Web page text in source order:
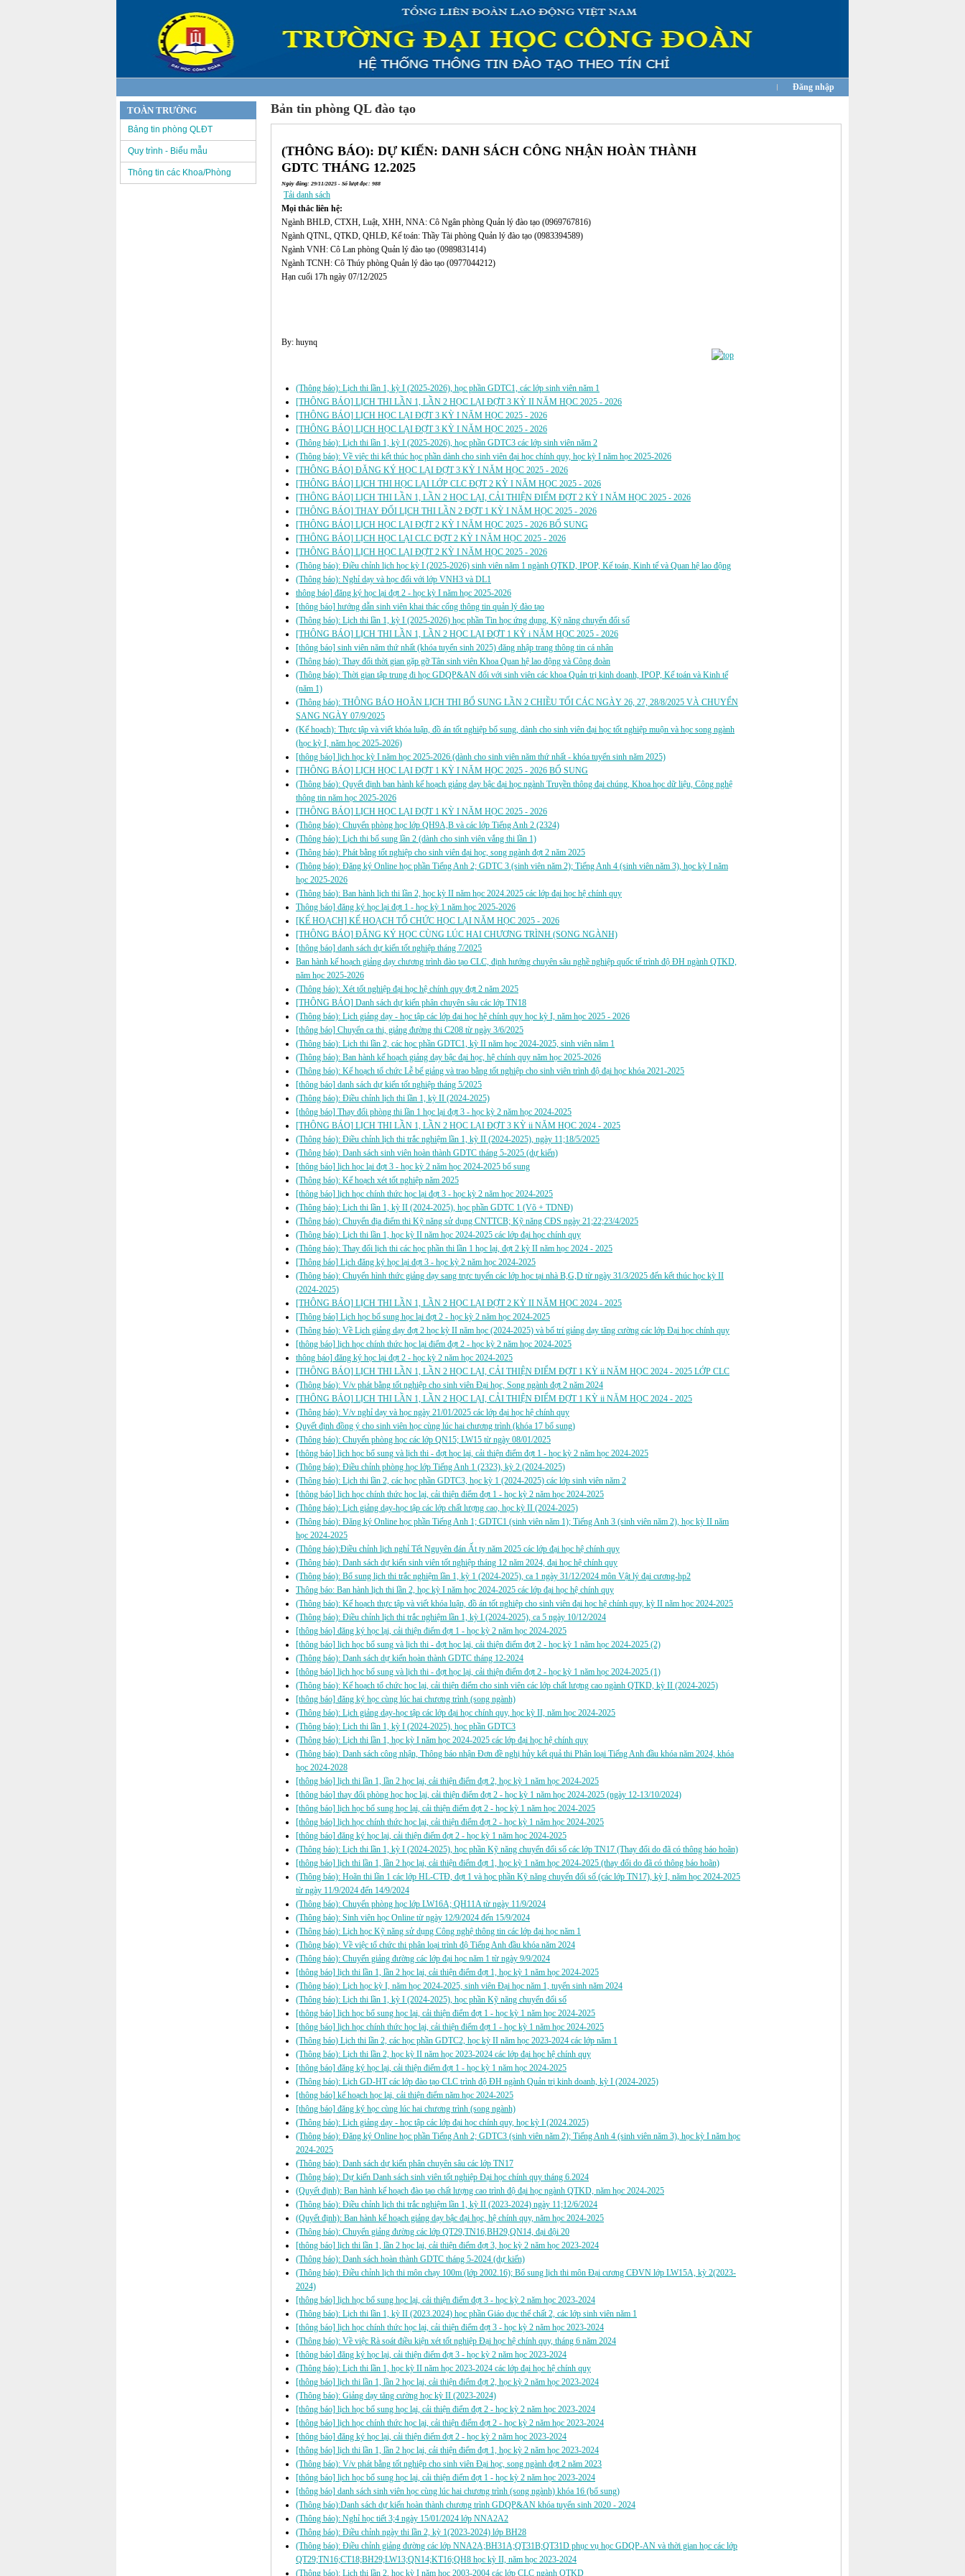
Đăng nhập
Bản tin phòng QL đào tạo
(THÔNG BÁO): DỰ KIẾN: DANH SÁCH CÔNG NHẬN HOÀN THÀNH
GDTC THÁNG 12.2025
Ngày đăng: 29/11/2025 - Số lượt đọc: 988
Tải danh sách
Mọi thắc liên hệ:
Ngành BHLĐ, CTXH, Luật, XHH, NNA: Cô Ngân phòng Quản lý đào tạo (0969767816)
Ngành QTNL, QTKD, QHLĐ, Kế toán: Thầy Tài phòng Quản lý đào tạo (0983394589)
Ngành VNH: Cô Lan phòng Quản lý đào tạo (0989831414)
Ngành TCNH: Cô Thúy phòng Quản lý đào tạo (0977044212)
Hạn cuối 17h ngày 07/12/2025
By: huynq
(Thông báo): Lịch thi lần 1, kỳ I (2025-2026), học phần GDTC1, các lớp sinh viên năm 1
[THÔNG BÁO] LỊCH THI LẦN 1, LẦN 2 HỌC LẠI ĐỢT 3 KỲ II NĂM HỌC 2025 - 2026
[THÔNG BÁO] LỊCH HỌC LẠI ĐỢT 3 KỲ I NĂM HỌC 2025 - 2026
[THÔNG BÁO] LỊCH HỌC LẠI ĐỢT 3 KỲ I NĂM HỌC 2025 - 2026
(Thông báo): Lịch thi lần 1, kỳ I (2025-2026), học phần GDTC3 các lớp sinh viên năm 2
(Thông báo): Về việc thi kết thúc học phần dành cho sinh viên đại học chính quy, học kỳ I năm học 2025-2026
[THÔNG BÁO] ĐĂNG KÝ HỌC LẠI ĐỢT 3 KỲ I NĂM HỌC 2025 - 2026
[THÔNG BÁO] LỊCH THI HỌC LẠI LỚP CLC ĐỢT 2 KỲ I NĂM HỌC 2025 - 2026
[THÔNG BÁO] LỊCH THI LẦN 1, LẦN 2 HỌC LẠI, CẢI THIỆN ĐIỂM ĐỢT 2 KỲ I NĂM HỌC 2025 - 2026
[THÔNG BÁO] THAY ĐỔI LỊCH THI LẦN 2 ĐỢT 1 KỲ I NĂM HỌC 2025 - 2026
[THÔNG BÁO] LỊCH HỌC LẠI ĐỢT 2 KỲ I NĂM HỌC 2025 - 2026 BỔ SUNG
[THÔNG BÁO] LỊCH HỌC LẠI CLC ĐỢT 2 KỲ I NĂM HỌC 2025 - 2026
[THÔNG BÁO] LỊCH HỌC LẠI ĐỢT 2 KỲ I NĂM HỌC 2025 - 2026
(Thông báo): Điều chỉnh lịch học kỳ I (2025-2026) sinh viên năm 1 ngành QTKD, IPOP, Kế toán, Kinh tế và Quan hệ lao động
(Thông báo): Nghỉ dạy và học đối với lớp VNH3 và DL1
thông báo] đăng ký học lại đợt 2 - học kỳ I năm học 2025-2026
[thông báo] hướng dẫn sinh viên khai thác cổng thông tin quản lý đào tạo
(Thông báo): Lịch thi lần 1, kỳ I (2025-2026) học phần Tin học ứng dụng, Kỹ năng chuyển đổi số
[THÔNG BÁO] LỊCH THI LẦN 1, LẦN 2 HỌC LẠI ĐỢT 1 KỲ i NĂM HỌC 2025 - 2026
[thông báo] sinh viên năm thứ nhất (khóa tuyển sinh 2025) đăng nhập trang thông tin cá nhân
(Thông báo): Thay đổi thời gian gặp gỡ Tân sinh viên Khoa Quan hệ lao động và Công đoàn
(Thông báo): Thời gian tập trung đi học GDQP&AN đối với sinh viên các khoa Quản trị kinh doanh, IPOP, Kế toán và Kinh tế
(năm 1)
(Thông báo): THÔNG BÁO HOÃN LỊCH THI BỔ SUNG LẦN 2 CHIỀU TỐI CÁC NGÀY 26, 27, 28/8/2025 VÀ CHUYỂN
SANG NGÀY 07/9/2025
(Kế hoạch): Thực tập và viết khóa luận, đồ án tốt nghiệp bổ sung, dành cho sinh viên đại học tốt nghiệp muộn và học song ngành
(học kỳ I, năm học 2025-2026)
[thông báo] lịch học kỳ I năm học 2025-2026 (dành cho sinh viên năm thứ nhất - khóa tuyển sinh năm 2025)
[THÔNG BÁO] LỊCH HỌC LẠI ĐỢT 1 KỲ I NĂM HỌC 2025 - 2026 BỔ SUNG
(Thông báo): Quyết định ban hành kế hoạch giảng dạy bậc đại học ngành Truyền thông đại chúng, Khoa học dữ liệu, Công nghệ
thông tin năm học 2025-2026
[THÔNG BÁO] LỊCH HỌC LẠI ĐỢT 1 KỲ I NĂM HỌC 2025 - 2026
(Thông báo): Chuyển phòng học lớp QH9A,B và các lớp Tiếng Anh 2 (2324)
(Thông báo): Lịch thi bổ sung lần 2 (dành cho sinh viên vắng thi lần 1)
(Thông báo): Phát bằng tốt nghiệp cho sinh viên đại học, song ngành đợt 2 năm 2025
(Thông báo): Đăng ký Online học phần Tiếng Anh 2; GDTC 3 (sinh viên năm 2); Tiếng Anh 4 (sinh viên năm 3), học kỳ I năm
học 2025-2026
(Thông báo): Ban hành lịch thi lần 2, học kỳ II năm học 2024.2025 các lớp đại học hệ chính quy
Thông báo] đăng ký học lại đợt 1 - học kỳ 1 năm học 2025-2026
[KẾ HOẠCH] KẾ HOẠCH TỔ CHỨC HỌC LẠI NĂM HỌC 2025 - 2026
[THÔNG BÁO] ĐĂNG KÝ HỌC CÙNG LÚC HAI CHƯƠNG TRÌNH (SONG NGÀNH)
[thông báo] danh sách dự kiến tốt nghiệp tháng 7/2025
Ban hành kế hoạch giảng dạy chương trình đào tạo CLC, định hướng chuyên sâu nghề nghiệp quốc tế trình độ ĐH ngành QTKD,
năm học 2025-2026
(Thông báo): Xét tốt nghiệp đại học hệ chính quy đợt 2 năm 2025
[THÔNG BÁO] Danh sách dự kiến phân chuyên sâu các lớp TN18
(Thông báo): Lịch giảng dạy - học tập các lớp đại học hệ chính quy học kỳ I, năm học 2025 - 2026
[thông báo] Chuyển ca thi, giảng đường thi C208 từ ngày 3/6/2025
(Thông báo): Lịch thi lần 2, các học phần GDTC1, kỳ II năm học 2024-2025, sinh viên năm 1
(Thông báo): Ban hành kế hoạch giảng dạy bậc đại học, hệ chính quy năm học 2025-2026
(Thông báo): Kế hoạch tổ chức Lễ bế giảng và trao bằng tốt nghiệp cho sinh viên trình độ đại học khóa 2021-2025
[thông báo] danh sách dự kiến tốt nghiệp tháng 5/2025
(Thông báo): Điều chỉnh lịch thi lần 1, kỳ II (2024-2025)
[thông báo] Thay đổi phòng thi lần 1 học lại đợt 3 - học kỳ 2 năm học 2024-2025
[THÔNG BÁO] LỊCH THI LẦN 1, LẦN 2 HỌC LẠI ĐỢT 3 KỲ ii NĂM HỌC 2024 - 2025
(Thông báo): Điều chỉnh lịch thi trắc nghiệm lần 1, kỳ II (2024-2025), ngày 11;18/5/2025
(Thông báo): Danh sách sinh viên hoàn thành GDTC tháng 5-2025 (dự kiến)
[thông báo] lịch học lại đợt 3 - học kỳ 2 năm học 2024-2025 bổ sung
(Thông báo): Kế hoạch xét tốt nghiệp năm 2025
[thông báo] lịch học chính thức học lại đợt 3 - học kỳ 2 năm học 2024-2025
(Thông báo): Lịch thi lần 1, kỳ II (2024-2025), học phần GDTC 1 (Võ + TDNĐ)
(Thông báo): Chuyển địa điểm thi Kỹ năng sử dụng CNTTCB; Kỹ năng CĐS ngày 21;22;23/4/2025
(Thông báo): Lịch thi lần 1, học kỳ II năm học 2024-2025 các lớp đại học chính quy
(Thông báo): Thay đổi lịch thi các học phần thi lần 1 học lại, đợt 2 kỳ II năm học 2024 - 2025
[Thông báo] Lịch đăng ký học lại đợt 3 - học kỳ 2 năm học 2024-2025
(Thông báo): Chuyển hình thức giảng dạy sang trực tuyến các lớp học tại nhà B,G,D từ ngày 31/3/2025 đến kết thúc học kỳ II
(2024-2025)
[THÔNG BÁO] LỊCH THI LẦN 1, LẦN 2 HỌC LẠI ĐỢT 2 KỲ II NĂM HỌC 2024 - 2025
[Thông báo] Lịch học bổ sung học lại đợt 2 - học kỳ 2 năm học 2024-2025
(Thông báo): Về Lịch giảng dạy đợt 2 học kỳ II năm học (2024-2025) và bố trí giảng dạy tăng cường các lớp Đại học chính quy
[thông báo] lịch học chính thức học lại điểm đợt 2 - học kỳ 2 năm học 2024-2025
thông báo] đăng ký học lại đợt 2 - học kỳ 2 năm học 2024-2025
[THÔNG BÁO] LỊCH THI LẦN 1, LẦN 2 HỌC LẠI, CẢI THIỆN ĐIỂM ĐỢT 1 KỲ ii NĂM HỌC 2024 - 2025 LỚP CLC
(Thông báo): V/v phát bằng tốt nghiệp cho sinh viên Đại học, Song ngành đợt 2 năm 2024
[THÔNG BÁO] LỊCH THI LẦN 1, LẦN 2 HỌC LẠI, CẢI THIỆN ĐIỂM ĐỢT 1 KỲ ii NĂM HỌC 2024 - 2025
(Thông báo): V/v nghỉ dạy và học ngày 21/01/2025 các lớp đại học hệ chính quy
Quyết định đồng ý cho sinh viên học cùng lúc hai chương trình (khóa 17 bổ sung)
(Thông báo): Chuyển phòng học các lớp QN15; LW15 từ ngày 08/01/2025
[thông báo] lịch học bổ sung và lịch thi - đợt học lại, cải thiện điểm đợt 1 - học kỳ 2 năm học 2024-2025
(Thông báo): Điều chỉnh phòng học lớp Tiếng Anh 1 (2323), kỳ 2 (2024-2025)
(Thông báo): Lịch thi lần 2, các học phần GDTC3, học kỳ 1 (2024-2025) các lớp sinh viên năm 2
[thông báo] lịch học chính thức học lại, cải thiện điểm đợt 1 - học kỳ 2 năm học 2024-2025
(Thông báo): Lịch giảng dạy-học tập các lớp chất lượng cao, học kỳ II (2024-2025)
(Thông báo): Đăng ký Online học phần Tiếng Anh 1; GDTC1 (sinh viên năm 1); Tiếng Anh 3 (sinh viên năm 2), học kỳ II năm
học 2024-2025
(Thông báo):Điều chỉnh lịch nghỉ Tết Nguyên đán Ất tỵ năm 2025 các lớp đại học hệ chính quy
(Thông báo): Danh sách dự kiến sinh viên tốt nghiệp tháng 12 năm 2024, đại học hệ chính quy
(Thông báo): Bổ sung lịch thi trắc nghiệm lần 1, kỳ 1 (2024-2025), ca 1 ngày 31/12/2024 môn Vật lý đại cương-hp2
Thông báo: Ban hành lịch thi lần 2, học kỳ I năm học 2024-2025 các lớp đại học hệ chính quy
(Thông báo): Kế hoạch thực tập và viết khóa luận, đồ án tốt nghiệp cho sinh viên đại học hệ chính quy, kỳ II năm học 2024-2025
(Thông báo): Điều chỉnh lịch thi trắc nghiệm lần 1, kỳ I (2024-2025), ca 5 ngày 10/12/2024
[thông báo] đăng ký học lại, cải thiện điểm đợt 1 - học kỳ 2 năm học 2024-2025
[thông báo] lịch học bổ sung và lịch thi - đợt học lại, cải thiện điểm đợt 2 - học kỳ 1 năm học 2024-2025 (2)
(Thông báo): Danh sách dự kiến hoàn thành GDTC tháng 12-2024
[thông báo] lịch học bổ sung và lịch thi - đợt học lại, cải thiện điểm đợt 2 - học kỳ 1 năm học 2024-2025 (1)
(Thông báo): Kế hoạch tổ chức học lại, cải thiện điểm cho sinh viên các lớp chất lượng cao ngành QTKD, kỳ II (2024-2025)
[thông báo] đăng ký học cùng lúc hai chương trình (song ngành)
(Thông báo): Lịch giảng dạy-học tập các lớp đại học chính quy, học kỳ II, năm học 2024-2025
(Thông báo): Lịch thi lần 1, kỳ I (2024-2025), học phần GDTC3
(Thông báo): Lịch thi lần 1, học kỳ I năm học 2024-2025 các lớp đại học hệ chính quy
(Thông báo): Danh sách công nhận, Thông báo nhận Đơn đề nghị hủy kết quả thi Phân loại Tiếng Anh đầu khóa năm 2024, khóa
học 2024-2028
[thông báo] lịch thi lần 1, lần 2 học lại, cải thiện điểm đợt 2, học kỳ 1 năm học 2024-2025
[thông báo] thay đổi phòng học học lại, cải thiện điểm đợt 2 - học kỳ 1 năm học 2024-2025 (ngày 12-13/10/2024)
[thông báo] lịch học bổ sung học lại, cải thiện điểm đợt 2 - học kỳ 1 năm học 2024-2025
[thông báo] lịch học chính thức học lại, cải thiện điểm đợt 2 - học kỳ 1 năm học 2024-2025
[thông báo] đăng ký học lại, cải thiện điểm đợt 2 - học kỳ 1 năm học 2024-2025
(Thông báo): Lịch thi lần 1, kỳ I (2024-2025), học phần Kỹ năng chuyển đổi số các lớp TN17 (Thay đổi do đã có thông báo hoãn)
[thông báo] lịch thi lần 1, lần 2 học lại, cải thiện điểm đợt 1, học kỳ 1 năm học 2024-2025 (thay đổi do đã có thông báo hoãn)
(Thông báo): Hoãn thi lần 1 các lớp HL-CTĐ, đợt 1 và học phần Kỹ năng chuyển đổi số (các lớp TN17), kỳ I, năm học 2024-2025
từ ngày 11/9/2024 đến 14/9/2024
(Thông báo): Chuyển phòng học lớp LW16A; QH11A từ ngày 11/9/2024
(Thông báo): Sinh viên học Online từ ngày 12/9/2024 đến 15/9/2024
(Thông báo): Lịch học Kỹ năng sử dụng Công nghệ thông tin các lớp đại học năm 1
(Thông báo): Về việc tổ chức thi phân loại trình độ Tiếng Anh đầu khóa năm 2024
(Thông báo): Chuyển giảng đường các lớp đại học năm 1 từ ngày 9/9/2024
[thông báo] lịch thi lần 1, lần 2 học lại, cải thiện điểm đợt 1, học kỳ 1 năm học 2024-2025
(Thông báo): Lịch học kỳ I, năm học 2024-2025, sinh viên Đại học năm 1, tuyển sinh năm 2024
(Thông báo): Lịch thi lần 1, kỳ I (2024-2025), học phần Kỹ năng chuyển đổi số
[thông báo] lịch học bổ sung học lại, cải thiện điểm đợt 1 - học kỳ 1 năm học 2024-2025
[thông báo] lịch học chính thức học lại, cải thiện điểm đợt 1 - học kỳ 1 năm học 2024-2025
(Thông báo) Lịch thi lần 2, các học phần GDTC2, học kỳ II năm học 2023-2024 các lớp năm 1
(Thông báo): Lịch thi lần 2, học kỳ II năm học 2023-2024 các lớp đại học hệ chính quy
[thông báo] đăng ký học lại, cải thiện điểm đợt 1 - học kỳ 1 năm học 2024-2025
(Thông báo): Lịch GD-HT các lớp đào tạo CLC trình độ ĐH ngành Quản trị kinh doanh, kỳ I (2024-2025)
[thông báo] kế hoạch học lại, cải thiện điểm năm học 2024-2025
[thông báo] đăng ký học cùng lúc hai chương trình (song ngành)
(Thông báo): Lịch giảng dạy - học tập các lớp đại học chính quy, học kỳ I (2024.2025)
(Thông báo): Đăng ký Online học phần Tiếng Anh 2; GDTC3 (sinh viên năm 2); Tiếng Anh 4 (sinh viên năm 3), học kỳ I năm học
2024-2025
(Thông báo): Danh sách dự kiến phân chuyên sâu các lớp TN17
(Thông báo): Dự kiến Danh sách sinh viên tốt nghiệp Đại học chính quy tháng 6.2024
(Quyết định): Ban hành kế hoạch đào tạo chất lượng cao trình độ đại học ngành QTKD, năm học 2024-2025
(Thông báo): Điều chỉnh lịch thi trắc nghiệm lần 1, kỳ II (2023-2024) ngày 11;12/6/2024
(Quyết định): Ban hành kế hoạch giảng dạy bậc đại học, hệ chính quy, năm học 2024-2025
(Thông báo): Chuyển giảng đường các lớp QT29,TN16,BH29,QN14, đại đội 20
[thông báo] lịch thi lần 1, lần 2 học lại, cải thiện điểm đợt 3, học kỳ 2 năm học 2023-2024
(Thông báo): Danh sách hoàn thành GDTC tháng 5-2024 (dự kiến)
(Thông báo): Điều chỉnh lịch thi môn chạy 100m (lớp 2002.16); Bổ sung lịch thi môn Đại cương CĐVN lớp LW15A, kỳ 2(2023-
2024)
[thông báo] lịch học bổ sung học lại, cải thiện điểm đợt 3 - học kỳ 2 năm học 2023-2024
(Thông báo): Lịch thi lần 1, kỳ II (2023.2024) học phần Giáo dục thể chất 2, các lớp sinh viên năm 1
[thông báo] lịch học chính thức học lại, cải thiện điểm đợt 3 - học kỳ 2 năm học 2023-2024
(Thông báo): Về việc Rà soát điều kiện xét tốt nghiệp Đại học hệ chính quy, tháng 6 năm 2024
[thông báo] đăng ký học lại, cải thiện điểm đợt 3 - học kỳ 2 năm học 2023-2024
(Thông báo): Lịch thi lần 1, học kỳ II năm học 2023-2024 các lớp đại học hệ chính quy
[thông báo] lịch thi lần 1, lần 2 học lại, cải thiện điểm đợt 2, học kỳ 2 năm học 2023-2024
(Thông báo): Giảng dạy tăng cường học kỳ II (2023-2024)
[thông báo] lịch học bổ sung học lại, cải thiện điểm đợt 2 - học kỳ 2 năm học 2023-2024
[thông báo] lịch học chính thức học lại, cải thiện điểm đợt 2 - học kỳ 2 năm học 2023-2024
[thông báo] đăng ký học lại, cải thiện điểm đợt 2 - học kỳ 2 năm học 2023-2024
[thông báo] lịch thi lần 1, lần 2 học lại, cải thiện điểm đợt 1, học kỳ 2 năm học 2023-2024
(Thông báo): V/v phát bằng tốt nghiệp cho sinh viên Đại học, song ngành đợt 2 năm 2023
[thông báo] lịch học bổ sung học lại, cải thiện điểm đợt 1 - học kỳ 2 năm học 2023-2024
[thông báo] danh sách sinh viên học cùng lúc hai chương trình (song ngành) khóa 16 (bổ sung)
(Thông báo):Danh sách dự kiến hoàn thành chương trình GDQP&AN khóa tuyển sinh 2020 - 2024
(Thông báo): Nghỉ học tiết 3;4 ngày 15/01/2024 lớp NNA2A2
(Thông báo): Điều chỉnh ngày thi lần 2, kỳ 1(2023-2024) lớp BH28
(Thông báo): Điều chỉnh giảng đường các lớp NNA2A;BH31A;QT31B;QT31D phục vụ học GDQP-AN và thời gian học các lớp
QT29;TN16;CT18;BH29;LW13;QN14;KT16;QH8 học kỳ II, năm học 2023-2024
(Thông báo): Lịch thi lần 2, học kỳ I năm học 2003-2004 các lớp CLC ngành QTKD
TOÀN TRƯỜNG
Bảng tin phòng QLĐT
Quy trình - Biểu mẫu
Thông tin các Khoa/Phòng